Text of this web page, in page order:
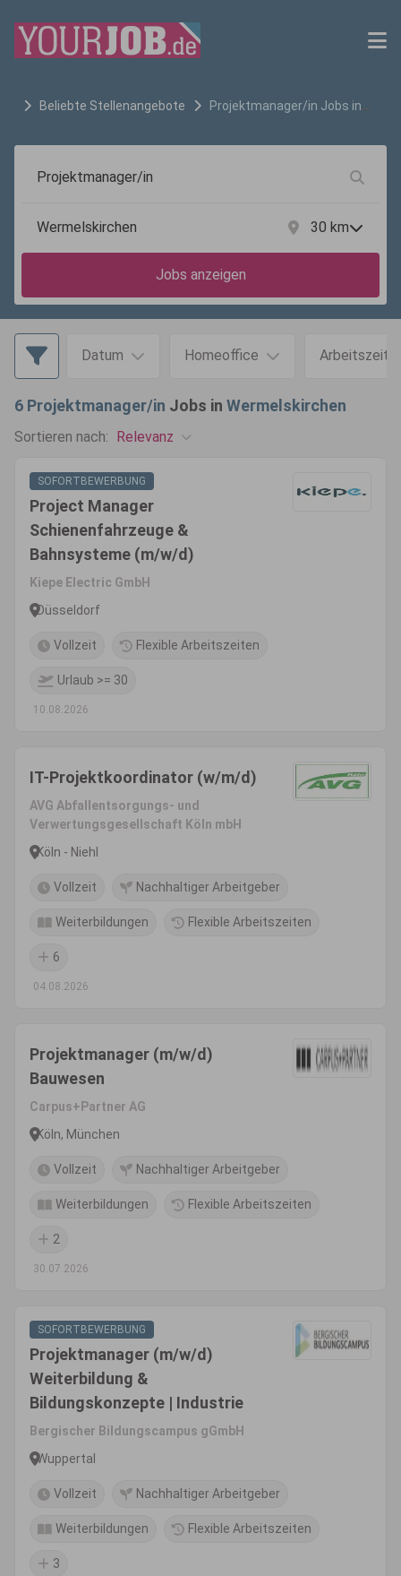
Beliebte Stellenangebote Projektmanager/in Jobs in
30 km
Jobs anzeigen
Datum Homeoffice Arbeitszeit
6 Projektmanager/in Jobs in Wermelskirchen
Sortieren nach: Relevanz
SOFORTBEWERBUNG
Project Manager
Schienenfahrzeuge &
Bahnsysteme (m/w/d)
Kiepe Electric GmbH
Düsseldorf
Vollzeit Flexible Arbeitszeiten
Urlaub >= 30
10.08.2026
IT-Projektkoordinator (w/m/d)
AVG Abfallentsorgungs- und
Verwertungsgesellschaft Köln mbH
Köln - Niehl
Vollzeit Nachhaltiger Arbeitgeber
Weiterbildungen Flexible Arbeitszeiten
6
04.08.2026
Projektmanager (m/w/d)
Bauwesen
Carpus+Partner AG
Köln, München
Vollzeit Nachhaltiger Arbeitgeber
Weiterbildungen Flexible Arbeitszeiten
2
30.07.2026
SOFORTBEWERBUNG
Projektmanager (m/w/d)
Weiterbildung &
Bildungskonzepte | Industrie
Bergischer Bildungscampus gGmbH
Wuppertal
Vollzeit Nachhaltiger Arbeitgeber
Weiterbildungen Flexible Arbeitszeiten
3